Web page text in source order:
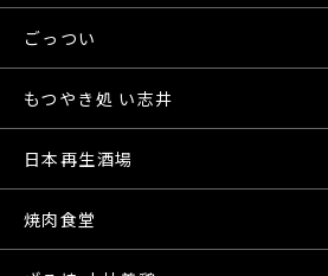
ごっつい
もつやき処 い志井
日本再生酒場
焼肉食堂